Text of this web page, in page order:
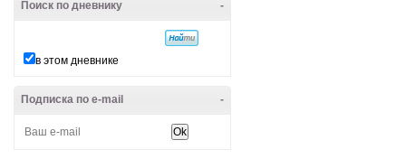
-
Поиск по дневнику
в этом дневнике
-
Подписка по e-mail